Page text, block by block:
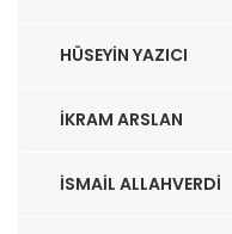
HÜSEYIN YAZICI
İKRAM ARSLAN
İSMAIL ALLAHVERDI